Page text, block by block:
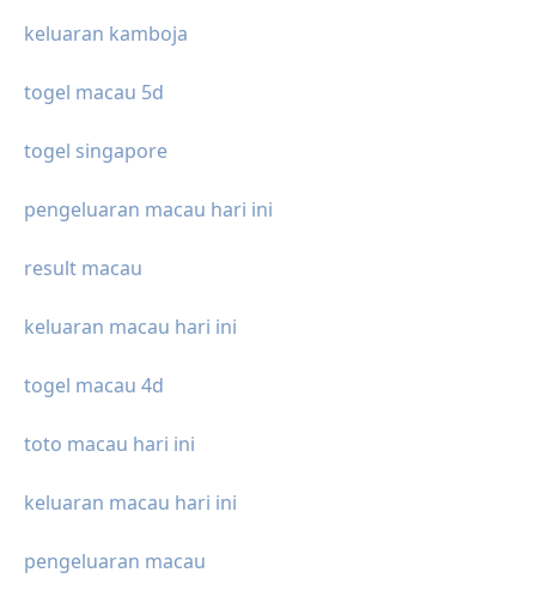
keluaran kamboja
togel macau 5d
togel singapore
pengeluaran macau hari ini
result macau
keluaran macau hari ini
togel macau 4d
toto macau hari ini
keluaran macau hari ini
pengeluaran macau